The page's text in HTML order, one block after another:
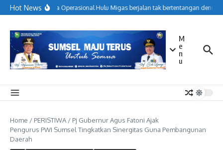
Lewati ke konten
Hot NewsMenjaga Operasional Hulu Migas berjalan tak bertentangan dengan
M
e
n
u
Home / PERISTIWA / Pj Gubernur Agus Fatoni Ajak
Pengurus PWI Sumsel Tingkatkan Sinergitas Guna Pembangunan
Daerah